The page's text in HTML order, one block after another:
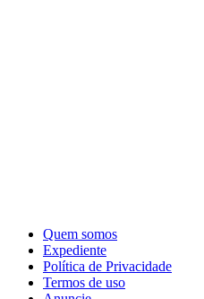
Quem somos
Expediente
Política de Privacidade
Termos de uso